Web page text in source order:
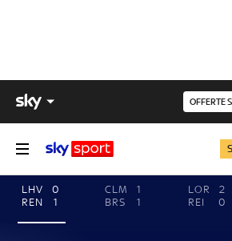
OFFERTE
LHV
0
REN
1
CLM
1
BRS
1
LOR
2
REI
0